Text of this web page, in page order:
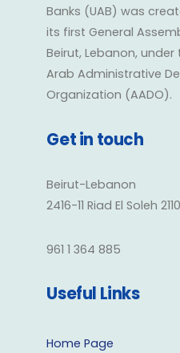
Banks (UAB) was
its first General
Beirut, Lebanon,
Arab Administrative
Organization (AADO).
Get in touch
Beirut-Lebanon
2416-11 Riad El Soleh
961 1 364 885
Useful Links
Home Page